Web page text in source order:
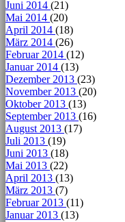
Juni 2014 (21)
Mai 2014 (20)
April 2014 (18)
März 2014 (26)
Februar 2014 (12)
Januar 2014 (13)
Dezember 2013 (23)
November 2013 (20)
Oktober 2013 (13)
September 2013 (16)
August 2013 (17)
Juli 2013 (19)
Juni 2013 (18)
Mai 2013 (22)
April 2013 (13)
März 2013 (7)
Februar 2013 (11)
Januar 2013 (13)